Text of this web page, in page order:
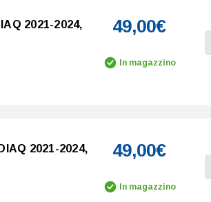
2021-2024,
49,00€
In magazzino
2021-2024,
49,00€
In magazzino